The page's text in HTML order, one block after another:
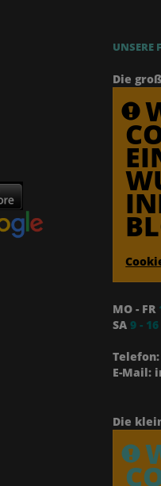
UNSERE
Die
MO - FR
SA9 -
Telefon:
E-Mail:
Die